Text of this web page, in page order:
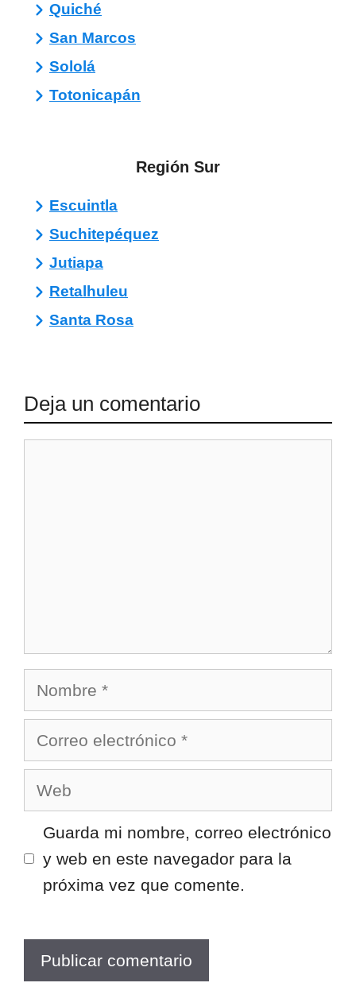
Quiché
San Marcos
Sololá
Totonicapán
Región Sur
Escuintla
Suchitepéquez
Jutiapa
Retalhuleu
Santa Rosa
Deja un comentario
Nombre
Correo
electrónico
Web
Guarda mi nombre, correo electrónico
y web en este navegador para la
próxima vez que comente.